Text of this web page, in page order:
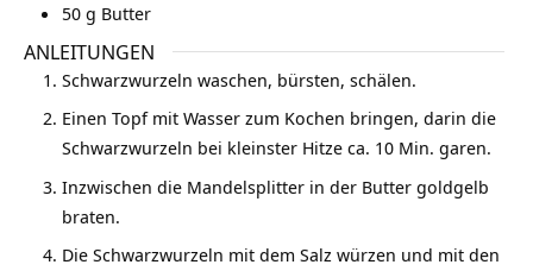
50 g Butter
ANLEITUNGEN
Schwarzwurzeln waschen, bürsten, schälen.
Einen Topf mit Wasser zum Kochen bringen, darin die
Schwarzwurzeln bei kleinster Hitze ca. 10 Min. garen.
Inzwischen die Mandelsplitter in der Butter goldgelb
braten.
Die Schwarzwurzeln mit dem Salz würzen und mit den